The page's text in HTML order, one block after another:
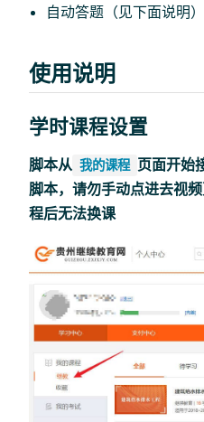
自动答题（见下面说明）
使用说明
学时课程设置
脚本从 我的课程 页面开始
脚本，请勿手动点进去视
程后无法换课